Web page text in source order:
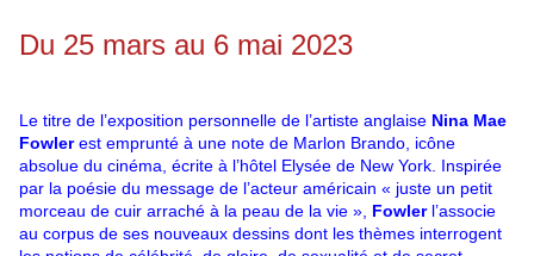
Du 25 mars au 6 mai 2023
Le titre de l’exposition personnelle de l’artiste anglaise Nina Mae
Fowlerest emprunté à une note de Marlon Brando, icône
absolue du cinéma, écrite à l’hôtel Elysée de New York. Inspirée
par la poésie du message de l’acteur américain « juste un petit
morceau de cuir arraché à la peau de la vie », Fowler l’associe
au corpus de ses nouveaux dessins dont les thèmes interrogent